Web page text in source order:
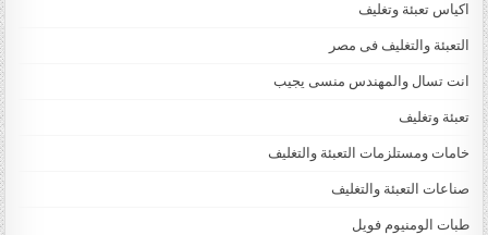
اكياس تعبئة وتغليف
التعبئة والتغليف فى مصر
انت تسال والمهندس منسى يجيب
تعبئة وتغليف
خامات ومستلزمات التعبئة والتغليف
صناعات التعبئة والتغليف
طبات الومنيوم فويل